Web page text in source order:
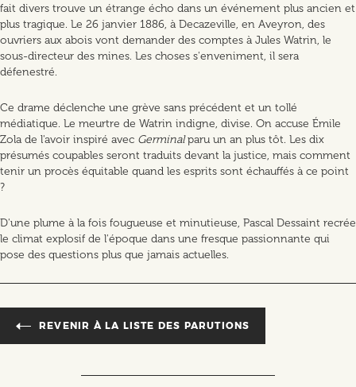
fait divers trouve un étrange écho dans un événement plus ancien et
plus tragique. Le 26 janvier 1886, à Decazeville, en Aveyron, des
ouvriers aux abois vont demander des comptes à Jules Watrin, le
sous-directeur des mines. Les choses s'enveniment, il sera
défenestré.
Ce drame déclenche une grève sans précédent et un tollé
médiatique. Le meurtre de Watrin indigne, divise. On accuse Émile
Zola de l'avoir inspiré avec Germinalparu un an plus tôt. Les dix
présumés coupables seront traduits devant la justice, mais comment
tenir un procès équitable quand les esprits sont échauffés à ce point
?
D'une plume à la fois fougueuse et minutieuse, Pascal Dessaint recrée
le climat explosif de l'époque dans une fresque passionnante qui
pose des questions plus que jamais actuelles.
REVENIR À LA LISTE DES PARUTIONS